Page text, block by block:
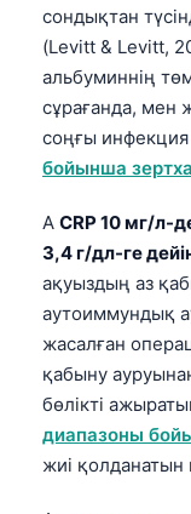
сондықтан
(Levitt & Levitt,
альбуминнің
сұрағанда, мен
соңғы
бойынша
A CRP 10 мг/л-
3,4 г/дл-ге
ақуыздың аз
аутоиммундық
жасалған
қабыну
бөлікті
диапазоны
жиі қолданатын
Հայերեն
Íslenska
Српски
Svenska
Bosanski
Eesti
Čeština
ქართული
Русский
Lietuvių